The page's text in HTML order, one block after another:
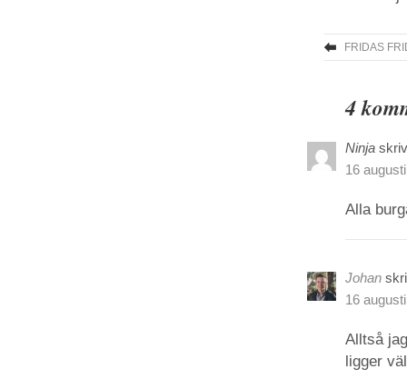
FRIDAS
4
Ninja
16
Alla
Johan
16
Alltså
ligger